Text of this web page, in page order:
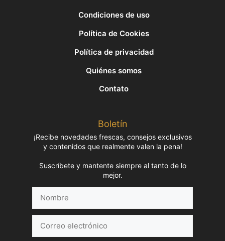
Condiciones de uso
Política de Cookies
Política de privacidad
Quiénes somos
Contato
Boletín
¡Recibe novedades frescas, consejos exclusivos
y contenidos que realmente valen la pena!
Suscríbete y mantente siempre al tanto de lo
mejor.
electrónico